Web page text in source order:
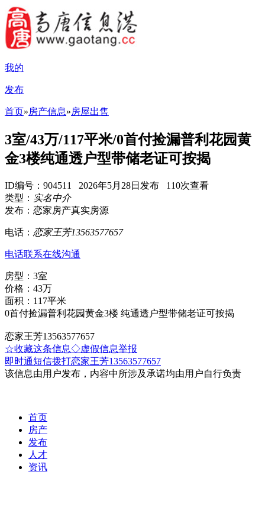
我的
发布
首页»房产信息»房屋出售
3室/43万/117平米/0首付捡漏普利花园黄
金3楼纯通透户型带储老证可按揭
ID编号：904511 2026年5月28日发布 110次查看
类型： 实名中介
发布：恋家房产真实房源
电话： 恋家王芳13563577657
电话联系在线沟通
房型：3室
价格：43万
面积：117平米
0首付捡漏普利花园黄金3楼 纯通透户型带储老证可按揭
恋家王芳13563577657
☆收藏这条信息◇虚假信息举报
即时通短信拨打恋家王芳13563577657
该信息由用户发布，内容中所涉及承诺均由用户自行负责
首页
房产
发布
人才
资讯